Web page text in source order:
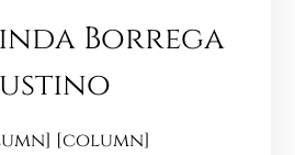
Borrega
[column]